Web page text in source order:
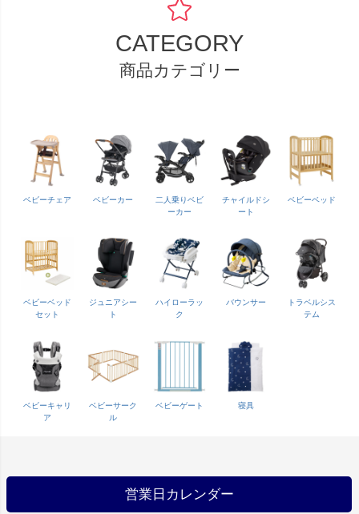
CATEGORY
商品カテゴリー
ベビーチェア ベビーカー
二人乗りベビ
ーカー
チャイルドシ
ート
ベビーベッド
ベビーベッド
セット
ジュニアシー
ト
ハイローラッ
ク
バウンサー
トラベルシス
テム
ベビーキャリ
ア
ベビーサーク
ル
ベビーゲート 寝具
営業日カレンダー